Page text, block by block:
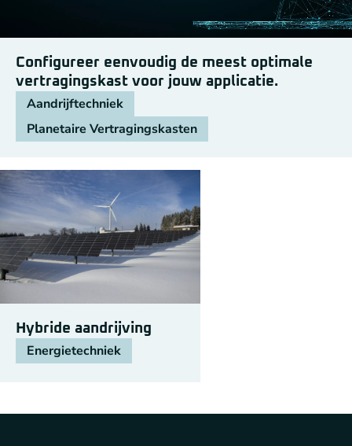
Configureer eenvoudig de meest optimale
vertragingskast voor jouw applicatie.
Aandrijftechniek
Planetaire Vertragingskasten
Hybride aandrijving
Energietechniek